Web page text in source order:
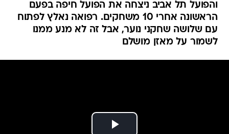
והפועל תל אביב ניצחה את הפועל חיפה בפעם
הראשונה אחרי 10 משחקים. רפואה נאלץ לפתוח
עם שלושה שחקני נוער, אבל זה לא מנע ממנו
לשמור על מאזן מושלם